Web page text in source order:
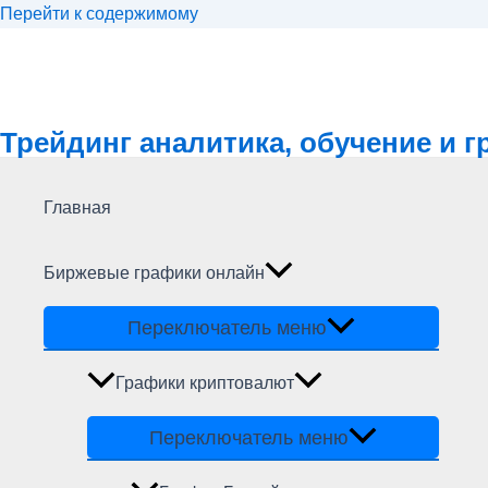
Перейти к содержимому
Трейдинг аналитика, обучение и
Главная
Биржевые графики онлайн
Переключатель меню
Графики криптовалют
Переключатель меню